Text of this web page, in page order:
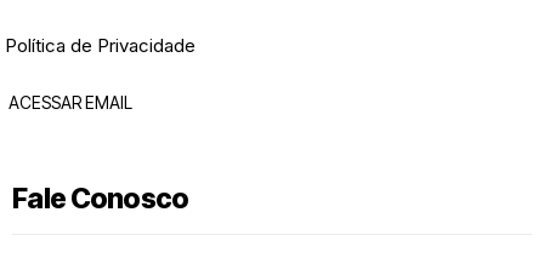
Política de Privacidade
ACESSAR EMAIL
Fale Conosco